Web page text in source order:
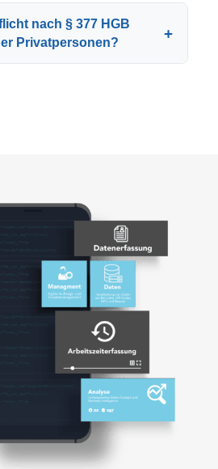
nach § 377 HGB
Privatpersonen?
+